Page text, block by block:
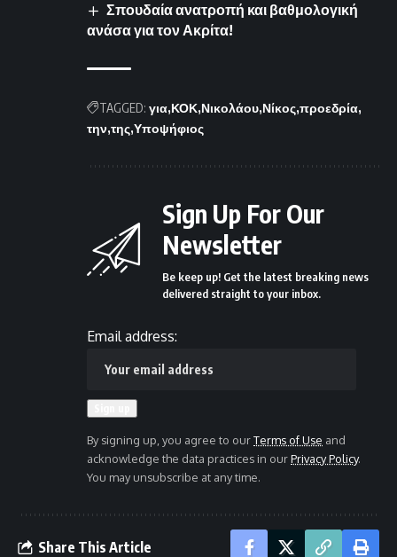
Σπουδαία ανατροπή και βαθμολογική
ανάσα για τον Ακρίτα!
TAGGED: για ΚΟΚ Νικολάου Νίκος προεδρία
την της Υποψήφιος
Sign Up For Our
Newsletter
Be keep up! Get the latest breaking news
delivered straight to your inbox.
Email address:
By signing up, you agree to ourTerms of Use and
acknowledge the data practices in ourPrivacy Policy.
You may unsubscribe at any time.
Share This Article